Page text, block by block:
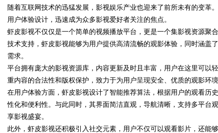
uz
随着互联网技术的迅猛发展，影视娱乐产业也迎来了前所未有的变革
用户体验设计，迅速成为众多影视爱好者关注的焦点。
虾皮影视不仅仅是一个简单的视频播放平台，更是一个集影视资源聚
技术支持，虾皮影视能够为用户提供高清流畅的观影体验，同时涵盖
需求。
平台拥有庞大的影视资源库，内容更新及时且丰富，用户在这里可以
重内容的合法性和版权保护，致力于为用户呈现安全、优质的观影环
在用户体验方面，虾皮影视设计了智能推荐算法，根据用户的观看历
性化和便利性。与此同时，其界面简洁直观，导航清晰，支持多平台
享影视盛宴。
此外，虾皮影视还积极引入社交元素，用户不仅可以观看影片，还能